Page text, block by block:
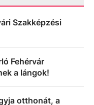
Szakképzési
Fehérvár
a lángok!
otthonát, a